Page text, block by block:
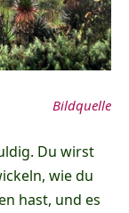
Bildquelle
Du wirst
wie du
hast, und es